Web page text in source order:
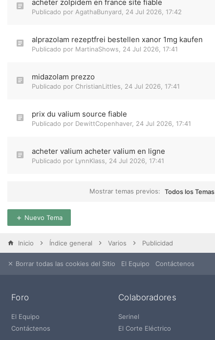
acheter zolpidem en france site fiable
Publicado por AgathaBunyard 24 Jul 2026, 17:42
alprazolam rezeptfrei bestellen xanor 1mg kaufen
Publicado por MartinaShows 24 Jul 2026, 17:41
midazolam prezzo
Publicado por ChristianLittles 24 Jul 2026, 17:41
prix du valium source fiable
Publicado por DewittCopenhaver, 24 Jul 2026, 17:41
acheter valium acheter valium en ligne
Publicado por LynnKlass 24 Jul 2026, 17:41
Mostrar temas previos: Todos los Temas
Nuevo Tema
Inicio Índice general Varios Publicidad
Borrar todas las cookies del Sitio El Equipo Contáctenos
Foro
El Equipo
Contáctenos
Colaboradores
Serinel
El Corte Eléctrico